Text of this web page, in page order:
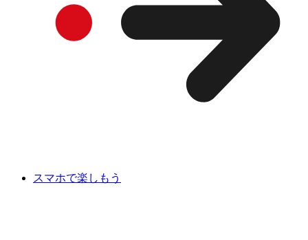
スマホで楽しもう